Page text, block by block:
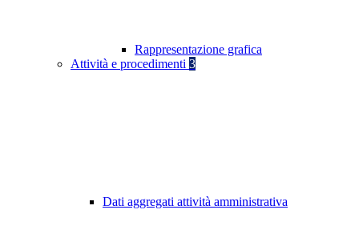
Rappresentazione grafica
Attività e procedimenti 3
Dati aggregati attività amministrativa